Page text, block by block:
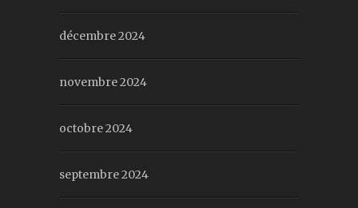
décembre 2024
novembre 2024
octobre 2024
septembre 2024